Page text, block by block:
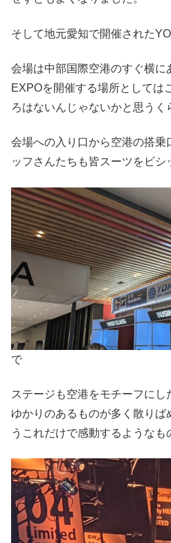
そして地元愛知で開催された
会場は中部国際空港のすぐ横に
EXPOを開催する場所としては
ろはないんじゃないかと思うく
会場への入り口から空港の搭乗
ッフさんたちも皆スーツをビシ
で
ステージも空港をモチーフにし
ゆかりのあるものが多く散りば
うこれだけで感動するようなも